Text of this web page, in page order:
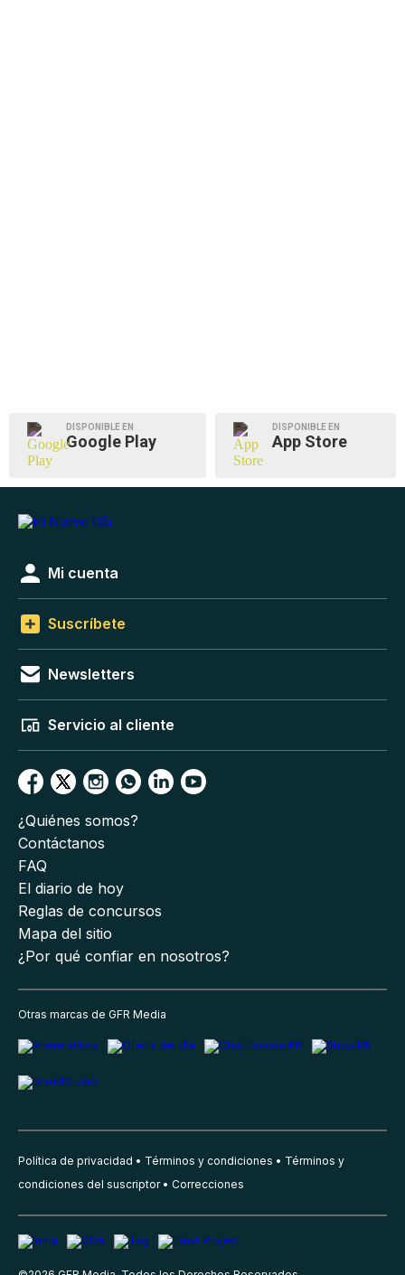
DISPONIBLE EN
Google Play
DISPONIBLE EN
App Store
Mi cuenta
Suscríbete
Newsletters
Servicio al cliente
¿Quiénes somos?
Contáctanos
FAQ
El diario de hoy
Reglas de concursos
Mapa del sitio
¿Por qué confiar en nosotros?
Otras marcas de GFR Media
Política de privacidad Términos y condiciones
Términos y
condiciones del suscriptor
Correcciones